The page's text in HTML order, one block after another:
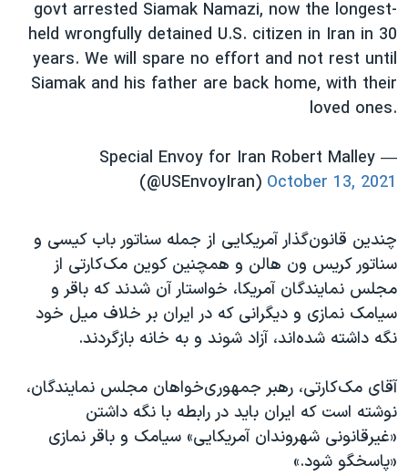
govt arrested Siamak Namazi, now the longest-
held wrongfully detained U.S. citizen in Iran in 30
years. We will spare no effort and not rest until
Siamak and his father are back home, with their
loved ones.
— Special Envoy for Iran Robert Malley
(@USEnvoyIran) October 13, 2021
چندین قانون‌گذار آمریکایی از جمله سناتور باب کیسی و
سناتور کریس ون هالن و همچنین کوین مک‌کارتی از
مجلس نمایندگان آمریکا، خواستار آن شدند که باقر و
سیامک نمازی و دیگرانی که در ایران بر خلاف میل خود
نگه داشته شده‌اند، آزاد شوند و به خانه بازگردند.
آقای مک‌کارتی، رهبر جمهوری‌‌خواهان مجلس نمایندگان،
نوشته است که ایران باید در رابطه با نگه داشتن
«غیرقانونی شهروندان آمریکایی» سیامک و باقر نمازی
«پاسخگو شود.»